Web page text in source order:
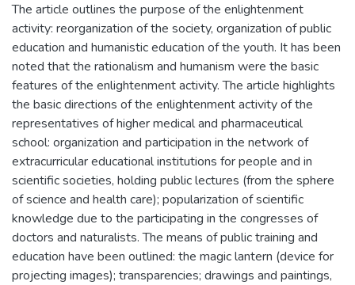
The article outlines the purpose of the enlightenment
activity: reorganization of the society, organization of public
education and humanistic education of the youth. It has been
noted that the rationalism and humanism were the basic
features of the enlightenment activity. The article highlights
the basic directions of the enlightenment activity of the
representatives of higher medical and pharmaceutical
school: organization and participation in the network of
extracurricular educational institutions for people and in
scientific societies, holding public lectures (from the sphere
of science and health care); popularization of scientific
knowledge due to the participating in the congresses of
doctors and naturalists. The means of public training and
education have been outlined: the magic lantern (device for
projecting images); transparencies; drawings and paintings,